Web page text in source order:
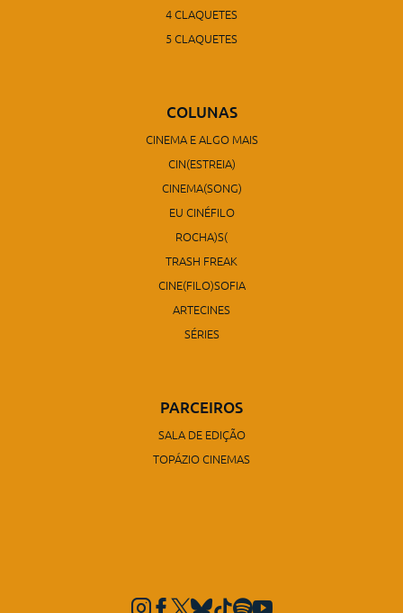
4 CLAQUETES
5 CLAQUETES
COLUNAS
CINEMA E ALGO MAIS
CIN(ESTREIA)
CINEMA(SONG)
EU CINÉFILO
ROCHA)S(
TRASH FREAK
CINE(FILO)SOFIA
ARTECINES
SÉRIES
PARCEIROS
SALA DE EDIÇÃO
TOPÁZIO CINEMAS